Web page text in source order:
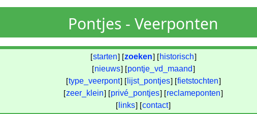
Pontjes - Veerponten
[starten] [zoeken] [ historisch]
[nieuws] [pontje_vd_maand]
[type_veerpont] [ lijst_pontjes] [fietstochten]
[zeer_klein] [privé_pontjes] [reclameponten]
[ links] [contact]